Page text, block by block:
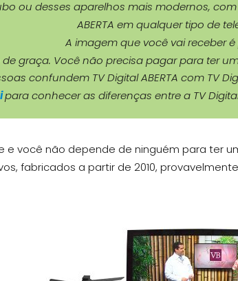
ou desses aparelhos mais modernos, com
ABERTA em qualquer tipo de
A imagem que você vai receber é
de graça. Você não precisa pagar para ter
confundem TV Digital ABERTA com TV
para conhecer as diferenças entre a TV
e você não depende de ninguém para ter
fabricados a partir de 2010,